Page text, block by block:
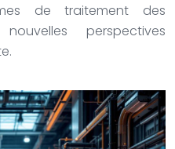
de traitement des
perspectives